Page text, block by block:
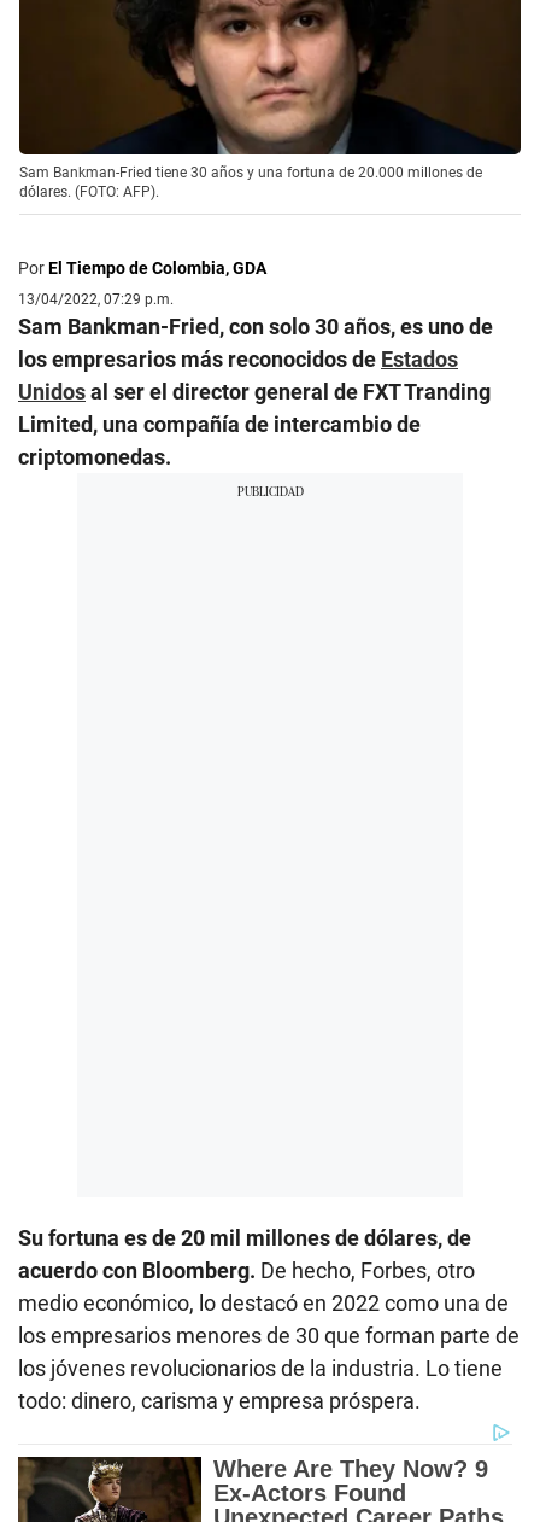
Sam Bankman-Fried tiene 30 años y una fortuna de 20.000 millones de
dólares. (FOTO: AFP).
PorEl Tiempo de Colombia, GDA
13/04/2022, 07:29 p.m.
Sam Bankman-Fried, con solo 30 años, es uno de
los empresarios más reconocidos de Estados
Unidosal ser el director general de FXT Tranding
Limited, una compañía de intercambio de
criptomonedas.
Su fortuna es de 20 mil millones de dólares, de
acuerdo con Bloomberg. De hecho, Forbes, otro
medio económico, lo destacó en 2022 como una de
los empresarios menores de 30 que forman parte de
los jóvenes revolucionarios de la industria. Lo tiene
todo: dinero, carisma y empresa próspera.